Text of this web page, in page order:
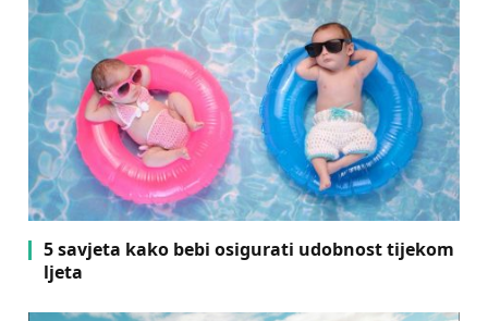
5 savjeta kako bebi osigurati udobnost tijekom
ljeta